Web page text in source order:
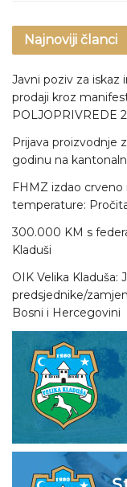
Najnoviji članci
Javni poziv za iskaz
prodaji kroz
POLJOPRIVREDE
Prijava proizvodnje
godinu na
FHMZ izdao crveno
temperature:
300.000 KM s
Kladuši
OIK Velika Kladuša:
predsjednike/
Bosni i Hercegovini